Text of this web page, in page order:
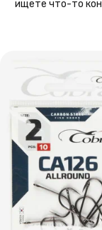
ищете что-то